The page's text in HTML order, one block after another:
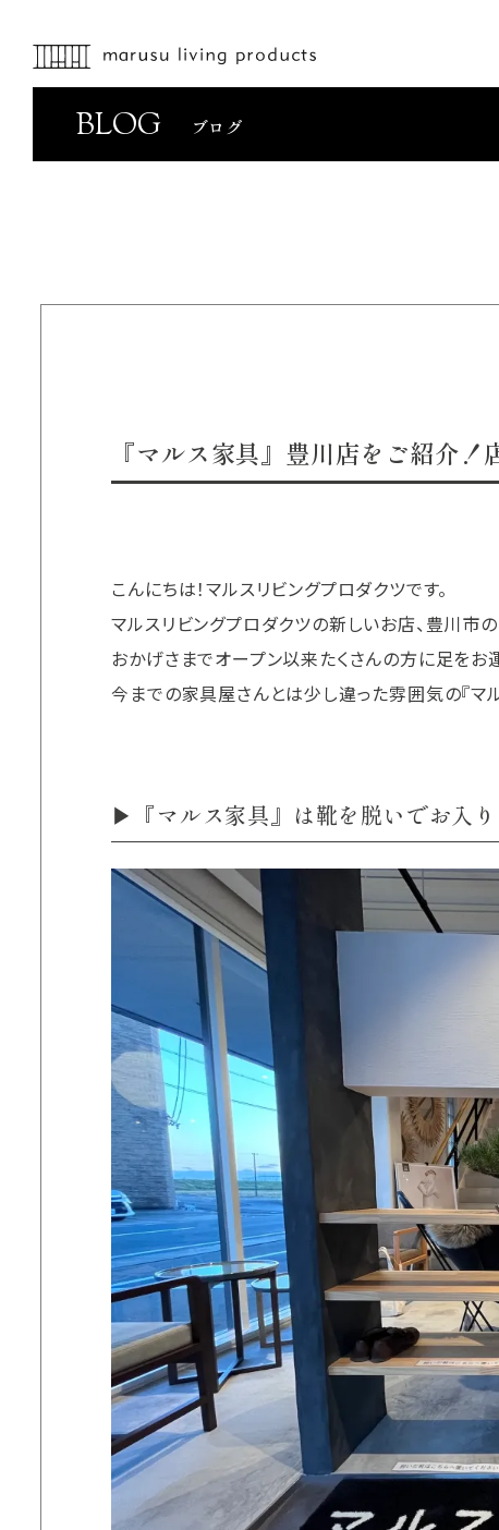
BLOG ブログ
『マルス家具』豊川店をご紹介
こんにちは！マルスリビングプロダクツです。
マルスリビングプロダクツの新しいお店、豊川市の
おかげさまでオープン以来たくさんの方に足をお
今までの家具屋さんとは少し違った雰囲気の『マ
▶『マルス家具』は靴を脱いでお入